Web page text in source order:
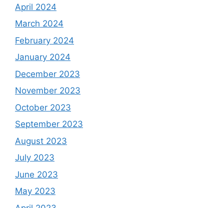
April 2024
March 2024
February 2024
January 2024
December 2023
November 2023
October 2023
September 2023
August 2023
July 2023
June 2023
May 2023